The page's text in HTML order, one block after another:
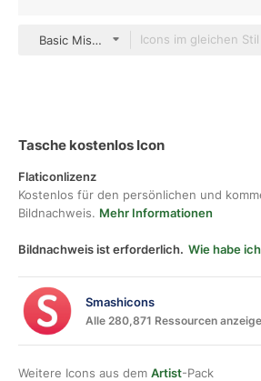
Basic Miscellany Flat
Tasche kostenlos Icon
Flaticonlizenz
Kostenlos für den persönlichen und
Bildnachweis. Mehr Informationen
Bildnachweis ist erforderlich. Wie habe
Smashicons
Alle 280,871 Ressourcen
Weitere Icons aus dem Artist-Pack